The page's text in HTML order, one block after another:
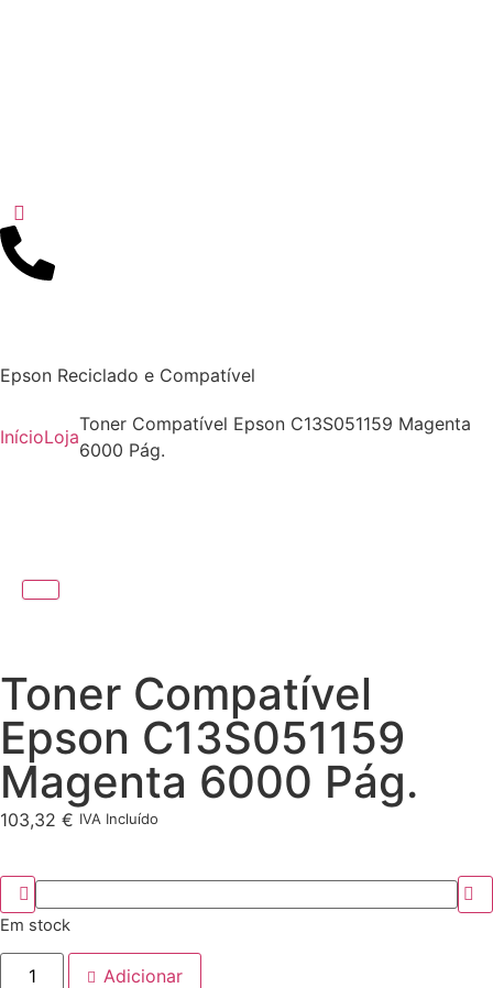
Epson Reciclado e Compatível
InícioLoja
Toner Compatível Epson C13S051159 Magenta
6000 Pág.
Toner Compatível
Epson C13S051159
Magenta 6000 Pág.
103,32 € IVA Incluído
Em stock
Adicionar